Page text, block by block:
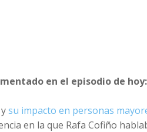
en el episodio de hoy:
su impacto en personas
en la que Rafa Cofiño